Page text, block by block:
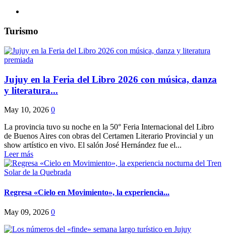
Turismo
Jujuy en la Feria del Libro 2026 con música, danza
y literatura...
May 10, 2026 0
La provincia tuvo su noche en la 50° Feria Internacional del Libro
de Buenos Aires con obras del Certamen Literario Provincial y un
show artístico en vivo. El salón José Hernández fue el...
Leer más
Regresa «Cielo en Movimiento», la experiencia...
May 09, 2026 0